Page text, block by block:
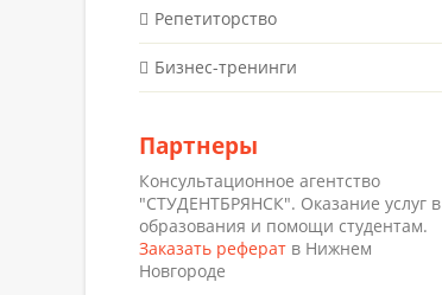
Репетиторство
Бизнес-тренинги
Партнеры
Консультационное агентство
"СТУДЕНТБРЯНСК". Оказание услуг в
образования и помощи студентам.
Заказать реферат в Нижнем
Новгороде